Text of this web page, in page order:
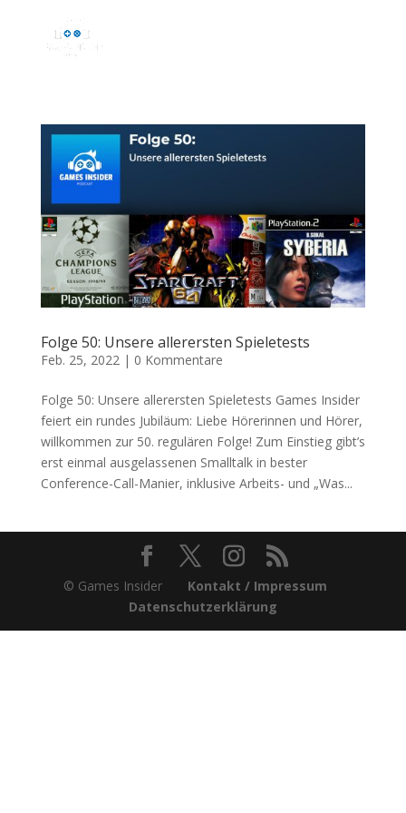
Folge 50: Unsere allerersten Spieletests
Feb. 25, 2022 | 0 Kommentare
Folge 50: Unsere allerersten Spieletests Games Insider
feiert ein rundes Jubiläum: Liebe Hörerinnen und Hörer,
willkommen zur 50. regulären Folge! Zum Einstieg gibt’s
erst einmal ausgelassenen Smalltalk in bester
Conference-Call-Manier, inklusive Arbeits- und „Was...
© Games Insider Kontakt / Impressum
Datenschutzerklärung